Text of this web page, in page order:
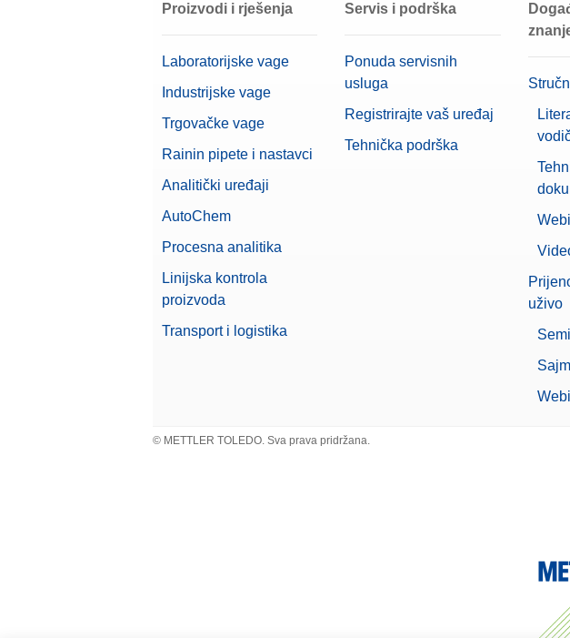
Proizvodi i rješenja
Laboratorijske vage
Industrijske vage
Trgovačke vage
Rainin pipete i nastavci
Analitički uređaji
AutoChem
Procesna analitika
Linijska kontrola
proizvoda
Transport i logistika
Servis i podrška
Ponuda servisnih
usluga
Registrirajte vaš uređaj
Tehnička podrška
uživo
© METTLER TOLEDO. Sva prava pridržana.